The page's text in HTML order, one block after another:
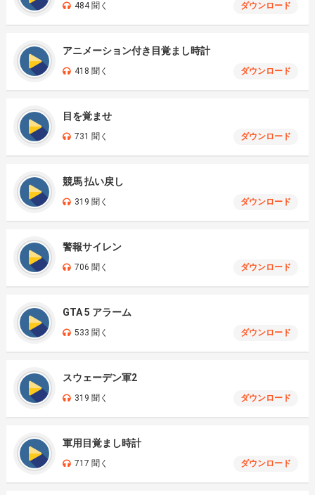
484 聞く ダウンロード
アニメーション付き目覚まし時計
418 聞く ダウンロード
目を覚ませ
731 聞く ダウンロード
競馬 払い戻し
319 聞く ダウンロード
警報サイレン
706 聞く ダウンロード
GTA 5 アラーム
533 聞く ダウンロード
スウェーデン軍2
319 聞く ダウンロード
軍用目覚まし時計
717 聞く ダウンロード